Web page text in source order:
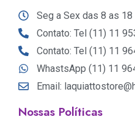
Seg a Sex das 8 as 18
Contato: Tel (11) 11
Contato: Tel (11) 11
WhastsApp (11) 11
Email:
Nossas Políticas